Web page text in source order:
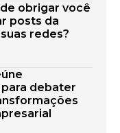
obrigar você
posts da
redes?
debater